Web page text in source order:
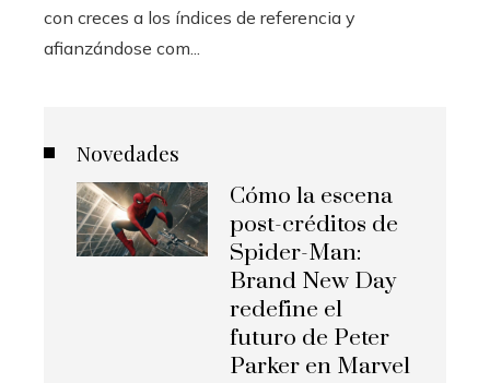
con creces a los índices de referencia y
afianzándose com...
Novedades
Cómo la escena
post-créditos de
Spider-Man:
Brand New Day
redefine el
futuro de Peter
Parker en Marvel